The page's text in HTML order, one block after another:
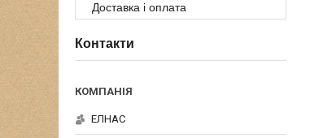
Доставка і оплата
Контакти
ЕЛНАС